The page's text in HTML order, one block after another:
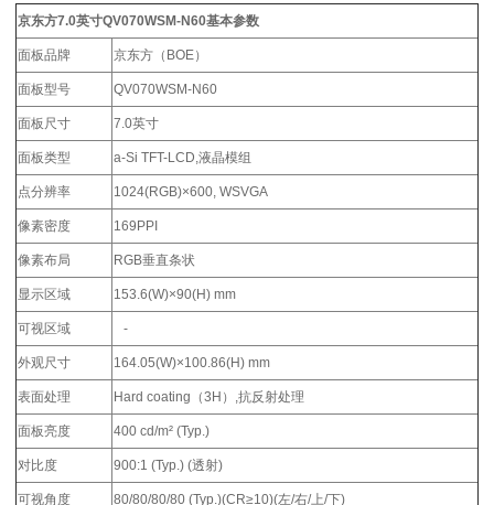
京东方7.0英寸QV070WSM-N60基本参数
面板品牌 京东方（BOE）
面板型号 QV070WSM-N60
面板尺寸 7.0英寸
面板类型 a-Si TFT-LCD,液晶模组
点分辨率 1024(RGB)×600, WSVGA
像素密度 169PPI
像素布局 RGB垂直条状
显示区域 153.6(W)×90(H) mm
可视区域 -
外观尺寸 164.05(W)×100.86(H) mm
表面处理 Hard coating（3H）,抗反射处理
面板亮度 400 cd/m² (Typ.)
对比度 900:1 (Typ.) (透射)
可视角度 80/80/80/80 (Typ.)(CR≥10)(左/右/上/下)